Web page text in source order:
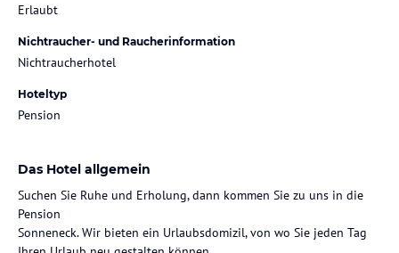
Erlaubt
Nichtraucher- und Raucherinformation
Nichtraucherhotel
Hoteltyp
Pension
Das Hotel allgemein
Suchen Sie Ruhe und Erholung, dann kommen Sie zu uns in die
Pension
Sonneneck. Wir bieten ein Urlaubsdomizil, von wo Sie jeden Tag